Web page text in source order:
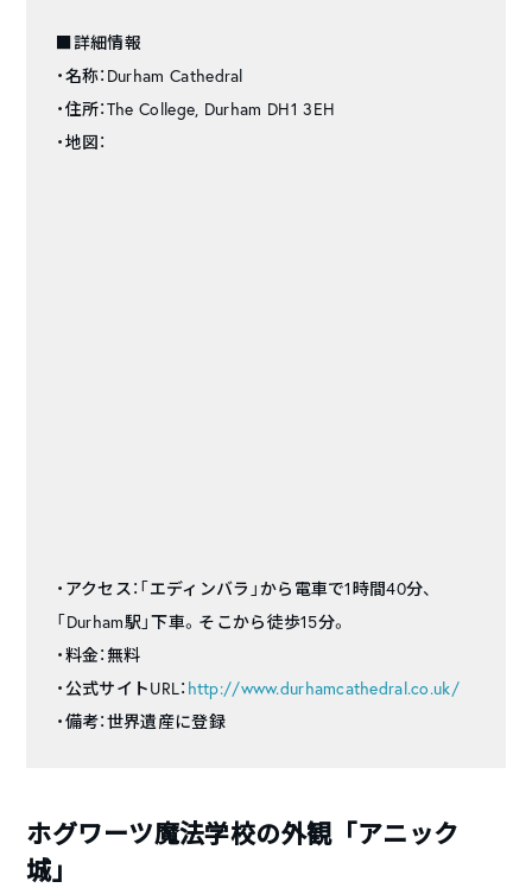
■詳細情報
・名称：Durham Cathedral
・住所：The College, Durham DH1 3EH
・地図：
・アクセス：「エディンバラ」から電車で1時間40分、
「Durham駅」下車。そこから徒歩15分。
・料金：無料
・公式サイトURL： http://www.durhamcathedral.co.uk/
・備考：世界遺産に登録
ホグワーツ魔法学校の外観「アニック
城」